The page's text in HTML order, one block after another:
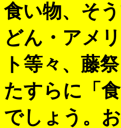
食い物、そ
どん・アメ
ト等々、藤
たすらに「
でしょう。